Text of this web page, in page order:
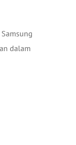
dalam